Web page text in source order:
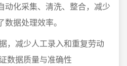
动化采集、清洗、整合，减少
据处理效率。
，减少人工录入和重复劳动
数据质量与准确性